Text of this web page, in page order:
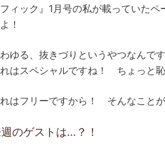
ィック』1月号の私が載っていた
！
ゆる、抜きづりというやつなんで
はスペシャルですね！ ちょっと
はフリーですから！ そんなこと
のゲストは…？！